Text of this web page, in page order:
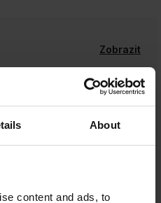
About
content and ads, to
Zobrazit